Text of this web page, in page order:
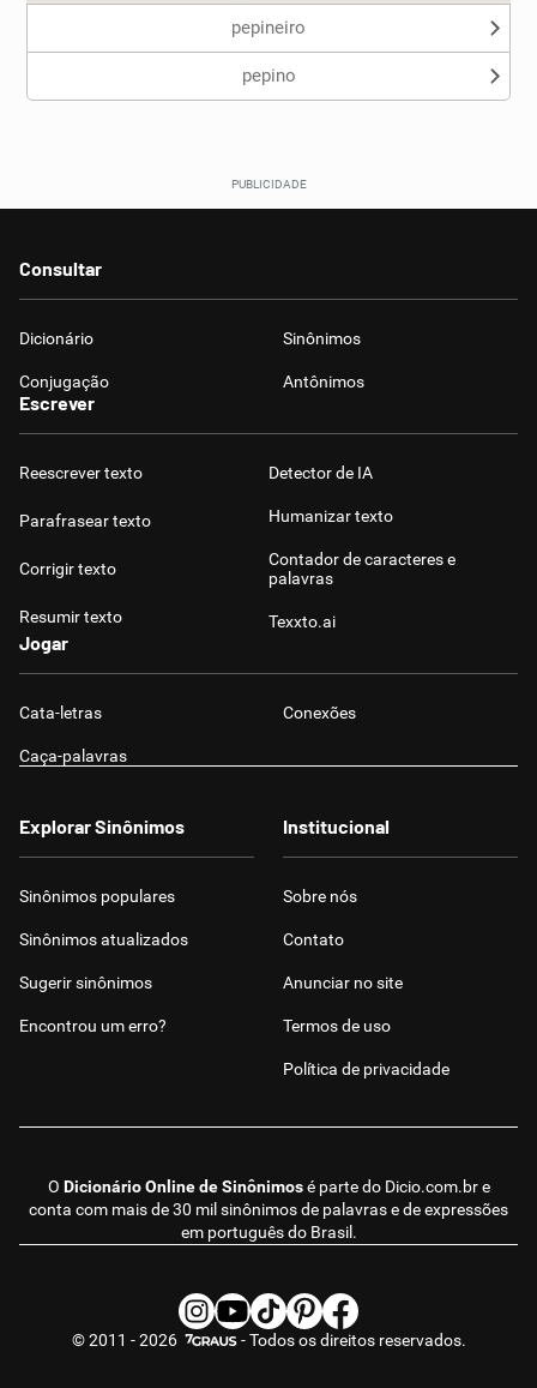
pepineiro
pepino
Consultar
Dicionário Sinônimos
Conjugação Antônimos
Escrever
Reescrever texto
Parafrasear texto
Corrigir texto
Resumir texto
Detector de IA
Humanizar texto
Contador de caracteres e
palavras
Texxto.ai
Jogar
Cata-letras Conexões
Caça-palavras
O Dicionário Online de Sinônimosé parte do Dicio.com.bre
conta com mais de 30 mil sinônimos de palavras e de expressões
em português do Brasil.
Explorar Sinônimos
Sinônimos populares
Sinônimos atualizados
Sugerir sinônimos
Encontrou um erro?
Institucional
Sobre nós
Contato
Anunciar no site
Termos de uso
Política de privacidade
© 2011 - 2026 - Todos os direitos reservados.